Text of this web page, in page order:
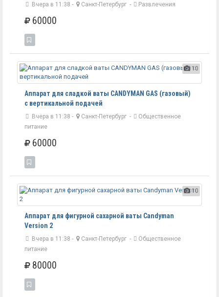
Вчера в 11:38 - Санкт-Петербург - Развлечения
60000
10
Аппарат для сладкой ваты CANDYMAN GAS (газовый)
с вертикальной подачей
Вчера в 11:38 - Санкт-Петербург -
Общественное
питание
60000
10
Аппарат для фигурной сахарной ваты Candyman
Version 2
Вчера в 11:38 - Санкт-Петербург -
Общественное
питание
80000